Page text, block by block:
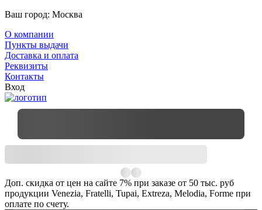
Ваш город: Москва
О компании
Пункты выдачи
Доставка и оплата
Реквизиты
Контакты
Вход
Доп. скидка от цен на сайте 7% при заказе от 50 тыс. руб
продукции Venezia, Fratelli, Tupai, Extreza, Melodia, Forme при
оплате по счету.